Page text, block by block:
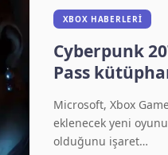
XBOX HABERLERI
Cyberpunk
Pass
Microsoft, Xbox
eklenecek yeni
olduğunu işaret…